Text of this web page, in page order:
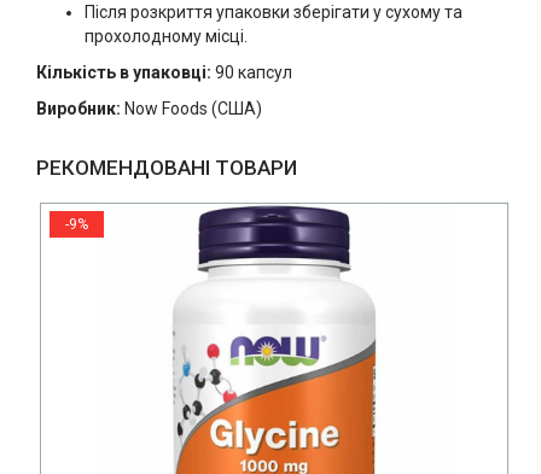
Після розкриття упаковки зберігати у сухому та
прохолодному місці.
Кількість в упаковці: 90 капсул
Виробник: Now Foods (США)
РЕКОМЕНДОВАНІ ТОВАРИ
-9%